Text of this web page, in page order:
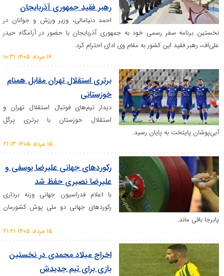
رهبر فقید جمهوری آذربایجان
احمد دنیامالی، وزیر ورزش و جوانان در
سفر رسمی خود به جمهوری آذربایجان با حضور در آرامگاه حیدر
این کشور به مقام وی ادای احترام کرد.
برتری استقلال تهران مقابل همنام
خوزستانی
دیدار تیم‌های فوتبال استقلال تهران و
استقلال خوزستان با برتری پرگل
به پایان رسید.
رکورد‌های جهانی علیرضا یوسفی و
علیرضا نصیری حفظ شد
با اعلام فدراسیون جهانی وزنه برداری
رکورد‌های جهانی دو ملی پوش کشورمان
اخراج میلاد محمدی در نخستین
بازی برای تیم جدیدش